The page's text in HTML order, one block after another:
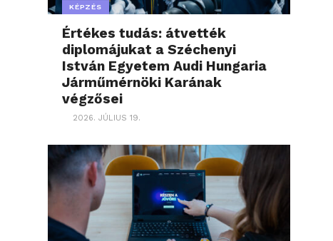
KÉPZÉS
Értékes tudás: átvették
diplomájukat a Széchenyi
István Egyetem Audi Hungaria
Járműmérnöki Karának
végzősei
2026. JÚLIUS 19.